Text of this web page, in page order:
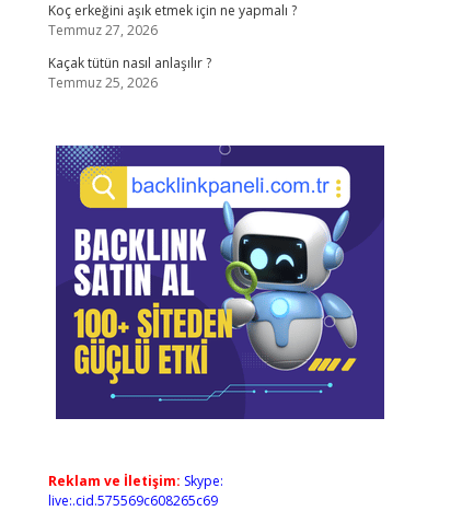
Koç erkeğini aşık etmek için ne yapmalı ?
Temmuz 27, 2026
Kaçak tütün nasıl anlaşılır ?
Temmuz 25, 2026
Reklam ve İletişim: Skype:
live:.cid.575569c608265c69